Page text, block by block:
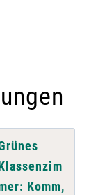
Komm,